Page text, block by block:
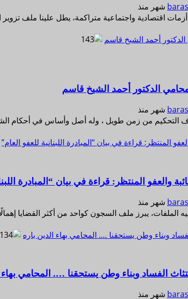
اقتصادية واجتماعية متراكمة، يطل علينا ملف
أحمد الشيخ قاسم
الدكتور أحمد الشيخ قاسم
التحكيم من زمن طويل ، وله أصل وأساس في أحكام
المنتظر: قراءة في بيان “المبادرة اللبنانية للعفو العام”
والعفو المنتظر: قراءة في بيان “المبادرة
الملفات، يبرز ملف السجون كواحد من أكثر القضايا
وبناء وطن يستحقنا …. المحامي بهاء الدين باره
الفساد وبناء وطن يستحقنا …. المحامي بهاء